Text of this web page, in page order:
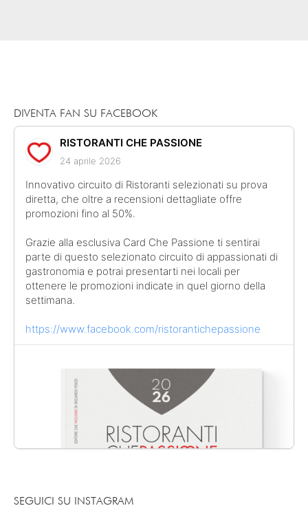
DIVENTA FAN SU FACEBOOK
RISTORANTI CHE PASSIONE
24 aprile 2026
Innovativo circuito di Ristoranti selezionati su prova
diretta, che oltre a recensioni dettagliate offre
promozioni fino al 50%.
Grazie alla esclusiva Card Che Passione ti sentirai
parte di questo selezionato circuito di appassionati di
gastronomia e potrai presentarti nei locali per
ottenere le promozioni indicate in quel giorno della
settimana.
https://www.facebook.com/ristorantichepassione
SEGUICI SU INSTAGRAM